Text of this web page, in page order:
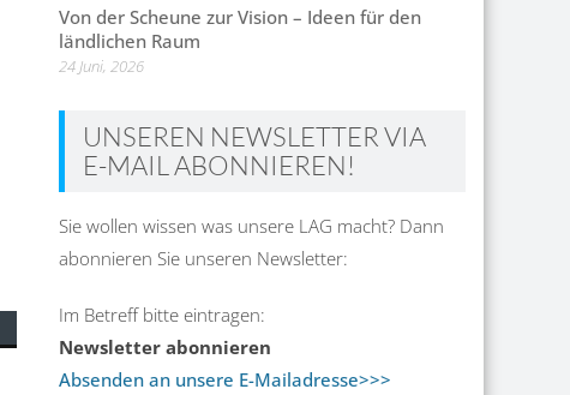
Von der Scheune zur Vision – Ideen für den
ländlichen Raum
24 Juni, 2026
UNSEREN NEWSLETTER VIA
E-MAIL ABONNIEREN!
Sie wollen wissen was unsere LAG macht? Dann
abonnieren Sie unseren Newsletter:
Im Betreff bitte eintragen:
Newsletter abonnieren
Absenden an unsere E-Mailadresse>>>